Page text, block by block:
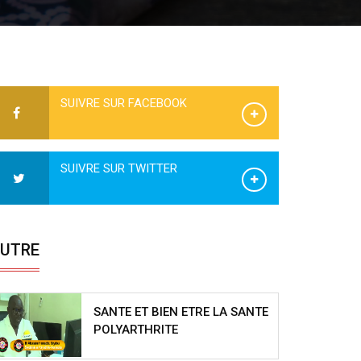
SUIVRE SUR FACEBOOK
SUIVRE SUR TWITTER
SANTE ET BIEN ETRE LA SANTE
POLYARTHRITE